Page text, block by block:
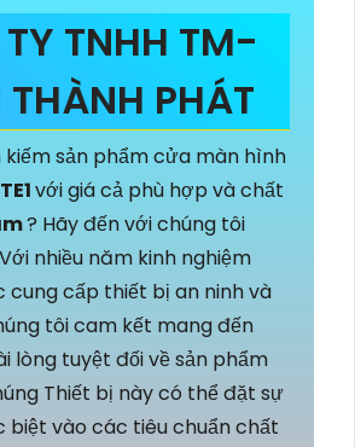
TNHH TM-
PHÁT
sản phẩm cửa màn hình
với giá cả phù hợp và chất
? Hãy đến với chúng tôi
nhiều năm kinh nghiệm
cung cấp thiết bị an ninh và
tôi cam kết mang đến
lòng tuyệt đối về sản phẩm
Thiết bị này có thể đặt sự
biệt vào các tiêu chuẩn chất